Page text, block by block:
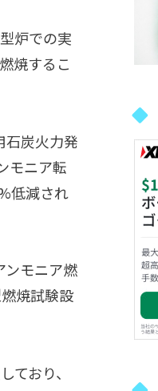
炉での実
焼するこ
石炭火力発
モニア転
低減され
ンモニア燃
焼試験設
おり、